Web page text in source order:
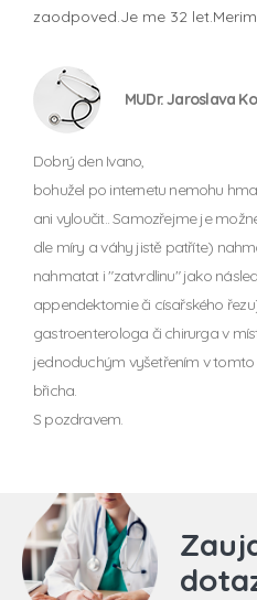
zaodpoved.Je me 32
MUDr. Jaroslava
Dobrý den Ivano,
bohužel po internetu nemohu
ani vyloučit.. Samozřejme je
dle míry a váhy jistě patříte)
nahmatat i "zatvrdlinu" jako
appendektomie či císařského
gastroenterologa či chirurga v
jednoduchým vyšetřením v
břicha.
S pozdravem.